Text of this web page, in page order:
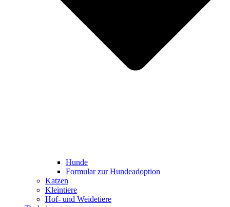
Hunde
Formular zur Hundeadoption
Katzen
Kleintiere
Hof- und Weidetiere